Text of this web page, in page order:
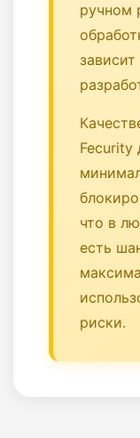
ручном
Fecurity
что в
есть
риски.